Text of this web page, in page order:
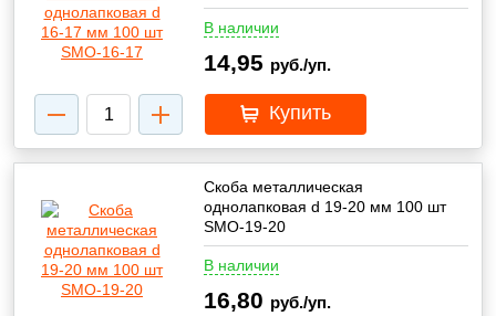
В наличии
14,95 руб./уп.
Купить
Скоба металлическая
однолапковая d 19-20 мм 100 шт
SMO-19-20
В наличии
16,80 руб./уп.